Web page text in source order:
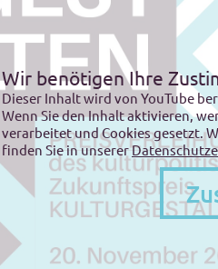
Wir benötigen Ihre
Dieser Inhalt wird von YouTube
Wenn Sie den Inhalt aktivieren,
verarbeitet und Cookies gesetzt.
finden Sie in unserer